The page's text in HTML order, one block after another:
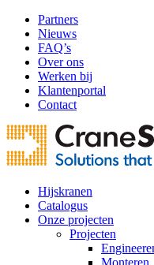
Partners
Nieuws
FAQ’s
Over ons
Werken bij
Klantenportal
Contact
Hijskranen
Catalogus
Onze projecten
Projecten
Monteren